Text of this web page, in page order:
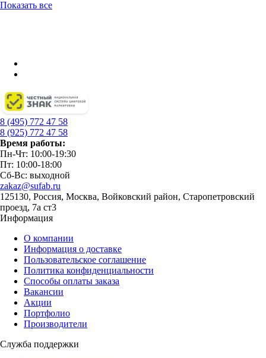
Показать все
8 (495) 772 47 58
8 (925) 772 47 58
Время работы:
Пн-Чт: 10:00-19:30
Пт: 10:00-18:00
Сб-Вс: выходной
zakaz@sufab.ru
125130, Россия, Москва, Войковский район, Старопетровский
проезд, 7а ст3
Информация
О компании
Информация о доставке
Пользовательское соглашение
Политика конфиденциальности
Способы оплаты заказа
Вакансии
Акции
Портфолио
Производители
Служба поддержки